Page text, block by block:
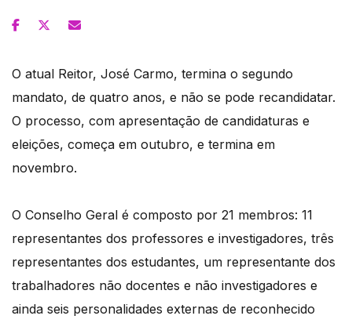
O atual Reitor, José Carmo, termina o segundo
mandato, de quatro anos, e não se pode recandidatar.
O processo, com apresentação de candidaturas e
eleições, começa em outubro, e termina em
novembro.
O Conselho Geral é composto por 21 membros: 11
representantes dos professores e investigadores, três
representantes dos estudantes, um representante dos
trabalhadores não docentes e não investigadores e
ainda seis personalidades externas de reconhecido